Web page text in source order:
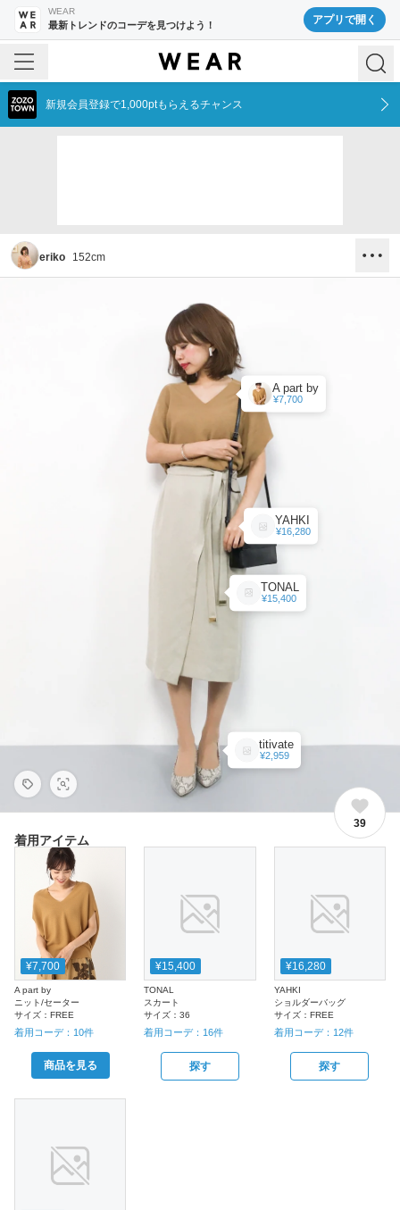
WEAR
最新トレンドのコーデを見つけよう！ アプリで開く
新規会員登録で1,000ptもらえるチャンス
eriko 152cm
A part by
¥7,700
TONAL
¥15,400
YAHKI
¥16,280
titivate
¥2,959
39
着用アイテム
¥7,700
A part by
ニット/セーター
サイズ： FREE
着用コーデ： 10件
商品を見る
¥15,400
TONAL
スカート
サイズ：36
着用コーデ： 16件
探す
¥16,280
YAHKI
ショルダーバッグ
サイズ： FREE
着用コーデ： 12件
探す